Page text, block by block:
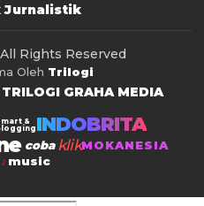
Jurnalistik
Rights Reserved
Oleh Trilogi
GRAHA MEDIA
&
INDOBRITA
coba klikMOKANESIA
music